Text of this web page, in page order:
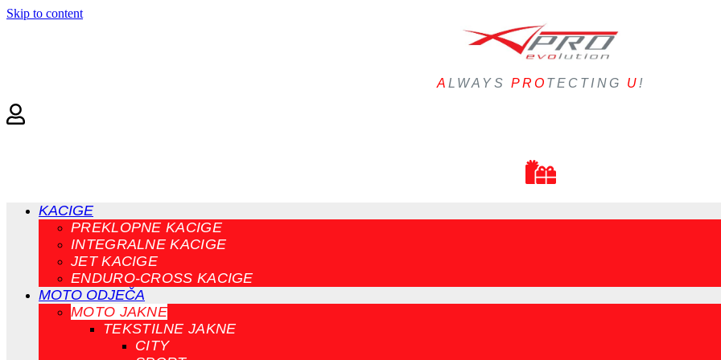
Skip to content
ALWAYS PRO TECTING U!
KACIGE
PREKLOPNE KACIGE
INTEGRALNE KACIGE
JET KACIGE
ENDURO-CROSS KACIGE
MOTO ODJEČA
MOTO JAKNE
TEKSTILNE JAKNE
CITY